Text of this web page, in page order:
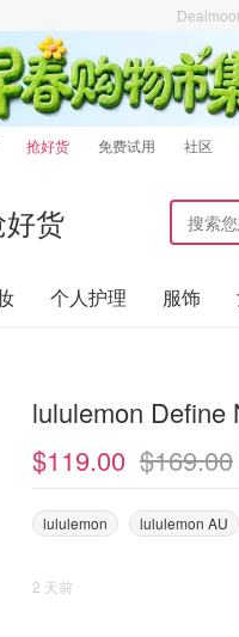
抢好货 免费试用 社区
货
个人护理 服饰
lululemon Define
$119.00 $169.00
lululemon lululemon AU
2 天前